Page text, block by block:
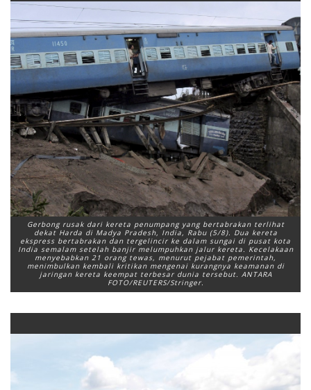
Gerbong rusak dari kereta penumpang yang bertabrakan terlihat
dekat Harda di Madya Pradesh, India, Rabu (5/8). Dua kereta
ekspress bertabrakan dan tergelincir ke dalam sungai di pusat kota
India semalam setelah banjir melumpuhkan jalur kereta. Kecelakaan
menyebabkan 21 orang tewas, menurut pejabat pemerintah,
menimbulkan kembali kritikan mengenai kurangnya keamanan di
jaringan kereta keempat terbesar dunia tersebut. ANTARA
FOTO/REUTERS/Stringer.